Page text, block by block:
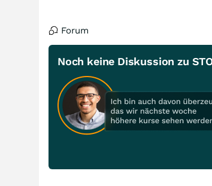
Forum
Noch keine Diskussion zu